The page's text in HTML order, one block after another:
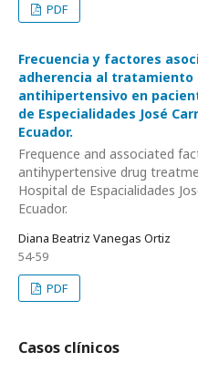
PDF
Frecuencia y factores
adherencia al tratamiento
antihipertensivo en
de Especialidades José
Ecuador.
Frequence and associated
antihypertensive drug
Hospital de Espacialidades
Ecuador.
Diana Beatriz Vanegas Ortiz
54-59
PDF
Casos clínicos